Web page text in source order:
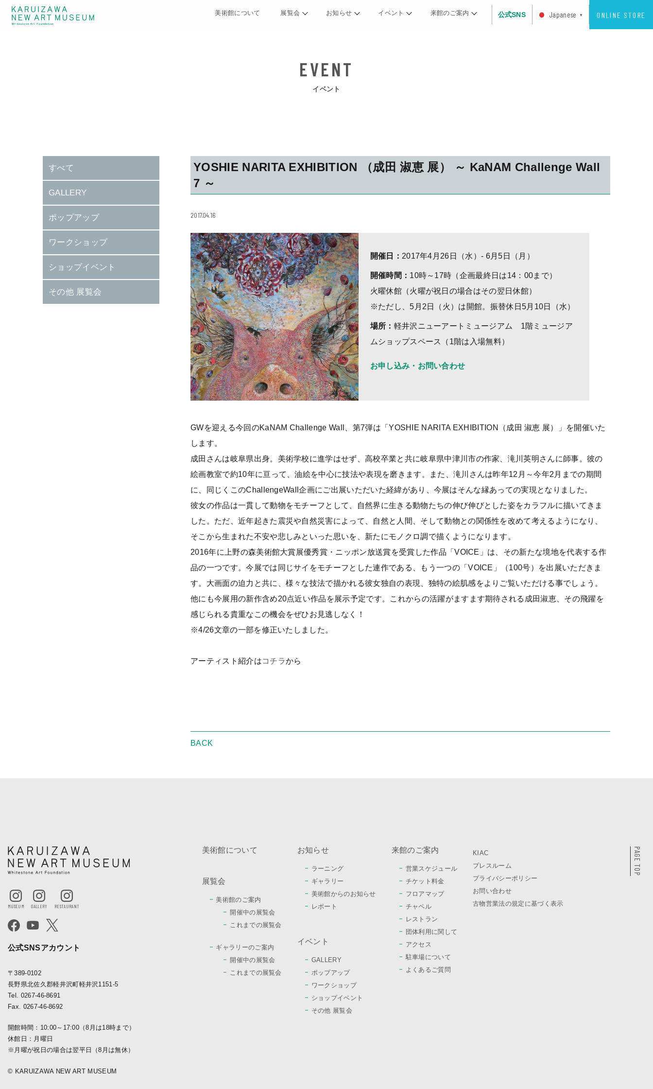
美術館について 展覧会 お知らせ イベント 来館のご案内 公式SNS Japanese ▼ ONLINE STORE
イベント
すべて
GALLERY
ポップアップ
ワークショップ
ショップイベント
その他 展覧会
YOSHIE NARITA EXHIBITION （成田 淑恵 展） ～ KaNAM Challenge Wall
7 ～
2017.04.16
開催日： 2017年4月26日（水）- 6月5日（月）
開催時間： 10時～17時（企画最終日は14：00まで）
火曜休館（火曜が祝日の場合はその翌日休館）
※ただし、5月2日（火）は開館。振替休日5月10日（水）
場所： 軽井沢ニューアートミュージアム 1階ミュージア
ムショップスペース（1階は入場無料）
お申し込み・お問い合わせ
GWを迎える今回のKaNAM Challenge Wall、第7弾は「YOSHIE NARITA EXHIBITION（成田 淑恵 展）」を開催いた
します。
成田さんは岐阜県出身。美術学校に進学はせず、高校卒業と共に岐阜県中津川市の作家、滝川英明さんに師事。彼の
絵画教室で約10年に亘って、油絵を中心に技法や表現を磨きます。また、滝川さんは昨年12月～今年2月までの期間
に、同じくこのChallengeWall企画にご出展いただいた経緯があり、今展はそんな縁あっての実現となりました。
彼女の作品は一貫して動物をモチーフとして、自然界に生きる動物たちの伸び伸びとした姿をカラフルに描いてきま
した。ただ、近年起きた震災や自然災害によって、自然と人間、そして動物との関係性を改めて考えるようになり、
そこから生まれた不安や悲しみといった思いを、新たにモノクロ調で描くようになります。
2016年に上野の森美術館大賞展優秀賞・ニッポン放送賞を受賞した作品「VOICE」は、その新たな境地を代表する作
品の一つです。今展では同じサイをモチーフとした連作である、もう一つの「VOICE」（100号）を出展いただきま
す。大画面の迫力と共に、様々な技法で描かれる彼女独自の表現、独特の絵肌感をよりご覧いただける事でしょう。
他にも今展用の新作含め20点近い作品を展示予定です。これからの活躍がますます期待される成田淑恵、その飛躍を
感じられる貴重なこの機会をぜひお見逃しなく！
※4/26文章の一部を修正いたしました。
アーティスト紹介はコチラから
BACK
公式SNSアカウント
〒389-0102
長野県北佐久郡軽井沢町軽井沢1151-5
Tel. 0267-46-8691
Fax. 0267-46-8692
開館時間：10:00～17:00（8月は18時まで）
休館日：月曜日
※月曜が祝日の場合は翌平日（8月は無休）
© KARUIZAWA NEW ART MUSEUM
美術館について
展覧会
美術館のご案内
開催中の展覧会
これまでの展覧会
ギャラリーのご案内
開催中の展覧会
これまでの展覧会
お知らせ
ラーニング
ギャラリー
美術館からのお知らせ
レポート
イベント
GALLERY
ポップアップ
ワークショップ
ショップイベント
その他 展覧会
来館のご案内
営業スケジュール
チケット料金
フロアマップ
チャペル
レストラン
団体利用に関して
アクセス
駐車場について
よくあるご質問
KIAC
プレスルーム
プライバシーポリシー
お問い合わせ
古物営業法の規定に基づく表示
PAGE TOP